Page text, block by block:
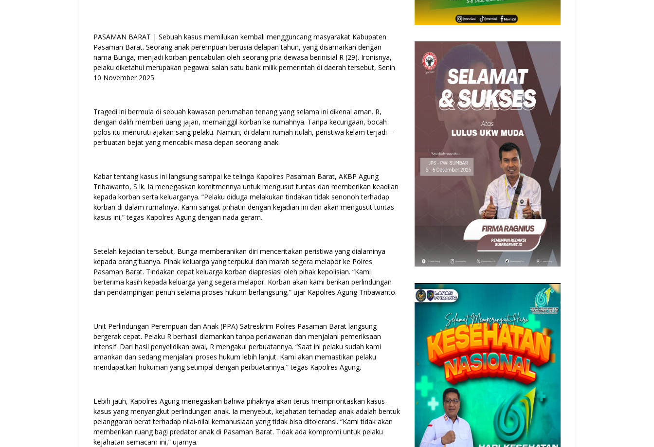
PASAMAN BARAT | Sebuah kasus memilukan kembali mengguncang masyarakat Kabupaten
Pasaman Barat. Seorang anak perempuan berusia delapan tahun, yang disamarkan dengan
nama Bunga, menjadi korban pencabulan oleh seorang pria dewasa berinisial R (29). Ironisnya,
pelaku diketahui merupakan pegawai salah satu bank milik pemerintah di daerah tersebut, Senin
10 November 2025.
Tragedi ini bermula di sebuah kawasan perumahan tenang yang selama ini dikenal aman. R,
dengan dalih memberi uang jajan, memanggil korban ke rumahnya. Tanpa kecurigaan, bocah
polos itu menuruti ajakan sang pelaku. Namun, di dalam rumah itulah, peristiwa kelam terjadi—
perbuatan bejat yang mencabik masa depan seorang anak.
Kabar tentang kasus ini langsung sampai ke telinga Kapolres Pasaman Barat, AKBP Agung
Tribawanto, S.Ik. Ia menegaskan komitmennya untuk mengusut tuntas dan memberikan keadilan
kepada korban serta keluarganya. “Pelaku diduga melakukan tindakan tidak senonoh terhadap
korban di dalam rumahnya. Kami sangat prihatin dengan kejadian ini dan akan mengusut tuntas
kasus ini,” tegas Kapolres Agung dengan nada geram.
Setelah kejadian tersebut, Bunga memberanikan diri menceritakan peristiwa yang dialaminya
kepada orang tuanya. Pihak keluarga yang terpukul dan marah segera melapor ke Polres
Pasaman Barat. Tindakan cepat keluarga korban diapresiasi oleh pihak kepolisian. “Kami
berterima kasih kepada keluarga yang segera melapor. Korban akan kami berikan perlindungan
dan pendampingan penuh selama proses hukum berlangsung,” ujar Kapolres Agung Tribawanto.
Unit Perlindungan Perempuan dan Anak (PPA) Satreskrim Polres Pasaman Barat langsung
bergerak cepat. Pelaku R berhasil diamankan tanpa perlawanan dan menjalani pemeriksaan
intensif. Dari hasil penyelidikan awal, R mengakui perbuatannya. “Saat ini pelaku sudah kami
amankan dan sedang menjalani proses hukum lebih lanjut. Kami akan memastikan pelaku
mendapatkan hukuman yang setimpal dengan perbuatannya,” tegas Kapolres Agung.
Lebih jauh, Kapolres Agung menegaskan bahwa pihaknya akan terus memprioritaskan kasus-
kasus yang menyangkut perlindungan anak. Ia menyebut, kejahatan terhadap anak adalah bentuk
pelanggaran berat terhadap nilai-nilai kemanusiaan yang tidak bisa ditoleransi. “Kami tidak akan
memberikan ruang bagi predator anak di Pasaman Barat. Tidak ada kompromi untuk pelaku
kejahatan semacam ini,” ujarnya.